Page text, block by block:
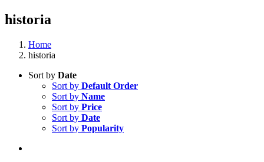
historia
Home
historia
Sort by Date
Sort by Default Order
Sort by Name
Sort by Price
Sort by Date
Sort by Popularity